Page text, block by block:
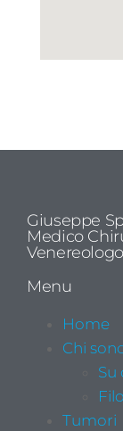
Giuseppe
Medico
Venereologo
Menu
Home
Chi
Su
Tumori